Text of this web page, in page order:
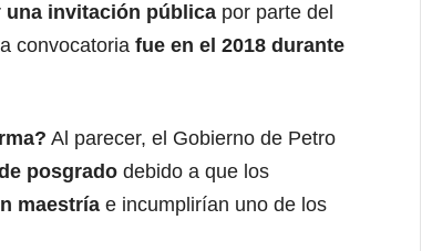
una invitación pública por parte del
convocatoria fue en el 2018 durante
Al parecer, el Gobierno de Petro
posgrado debido a que los
maestría e incumplirían uno de los